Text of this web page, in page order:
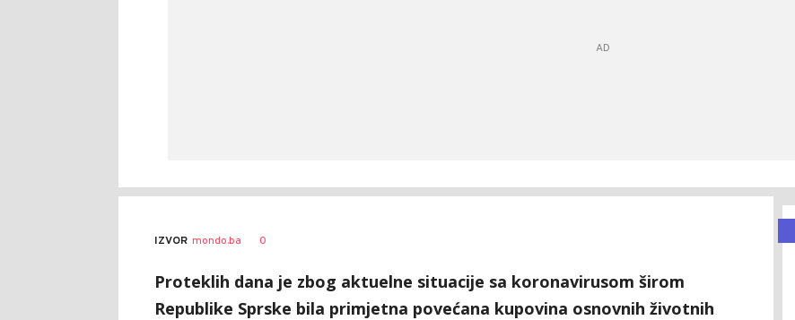
AUTOR
Bojana
Živanić
IZVOR mondo.ba 0
Proteklih dana je zbog aktuelne situacije sa koronavirusom širom
Republike Sprske bila primjetna povećana kupovina osnovnih životnih